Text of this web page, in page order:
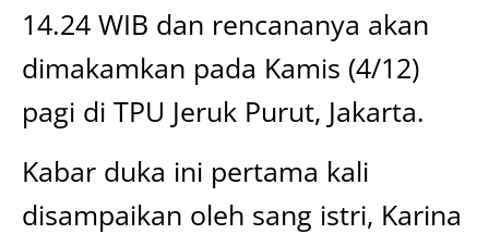
14.24 WIB dan rencananya akan
dimakamkan pada Kamis (4/12)
pagi di TPU Jeruk Purut, Jakarta.
Kabar duka ini pertama kali
disampaikan oleh sang istri, Karina